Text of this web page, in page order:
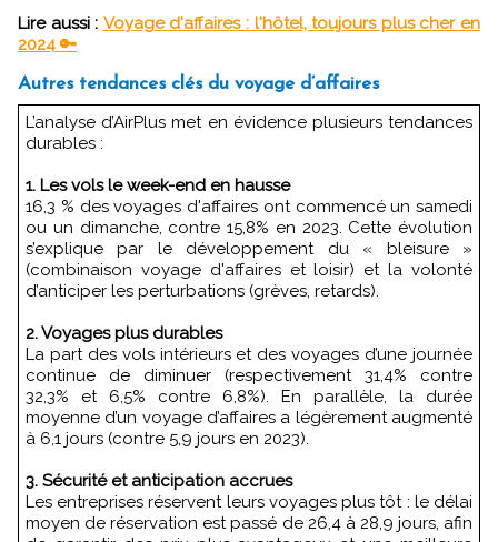
Lire aussi : Voyage d'affaires : l'hôtel, toujours plus cher en
2024 🔑
Autres tendances clés du voyage d’affaires
L’analyse d’AirPlus met en évidence plusieurs tendances
durables :
1. Les vols le week-end en hausse
16,3 % des voyages d'affaires ont commencé un samedi
ou un dimanche, contre 15,8% en 2023. Cette évolution
s’explique par le développement du « bleisure »
(combinaison voyage d'affaires et loisir) et la volonté
d’anticiper les perturbations (grèves, retards).
2. Voyages plus durables
La part des vols intérieurs et des voyages d’une journée
continue de diminuer (respectivement 31,4% contre
32,3% et 6,5% contre 6,8%). En parallèle, la durée
moyenne d’un voyage d’affaires a légèrement augmenté
à 6,1 jours (contre 5,9 jours en 2023).
3. Sécurité et anticipation accrues
Les entreprises réservent leurs voyages plus tôt : le délai
moyen de réservation est passé de 26,4 à 28,9 jours, afin